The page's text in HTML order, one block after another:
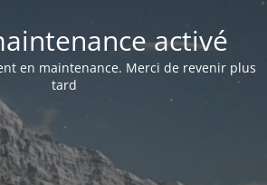
activé
en maintenance. Merci de revenir plus
tard